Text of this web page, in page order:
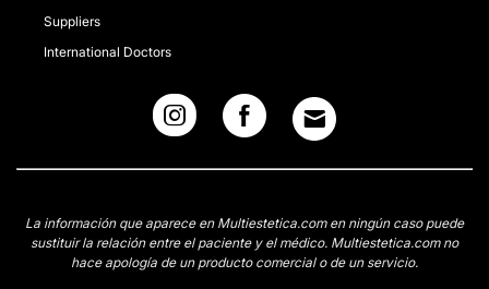
Suppliers
International Doctors
La información que aparece en Multiestetica.com en ningún caso puede
sustituir la relación entre el paciente y el médico. Multiestetica.com no
hace apología de un producto comercial o de un servicio.